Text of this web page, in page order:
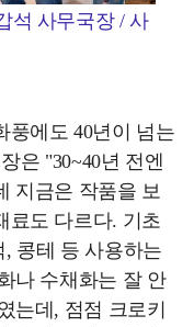
석 사무국장 / 사
풍에도 40년이 넘는
은 "30~40년 전엔
지금은 작품을 보
료도 다르다. 기초
콩테 등 사용하는
나 수채화는 잘 안
는데, 점점 크로키